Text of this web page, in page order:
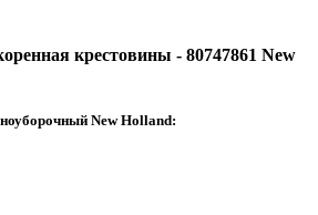
крестовины - 80747861 New
New Holland: